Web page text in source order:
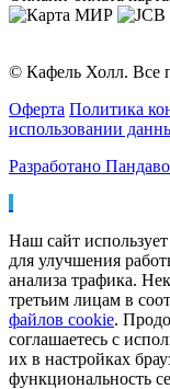
© Кафель Холл. Все
Оферта Политика
использовании
Разработано
Наш сайт
для улучшения
анализа трафика.
третьим лицам в
файлов cookie.
соглашаетесь с
их в настройках
функциональность